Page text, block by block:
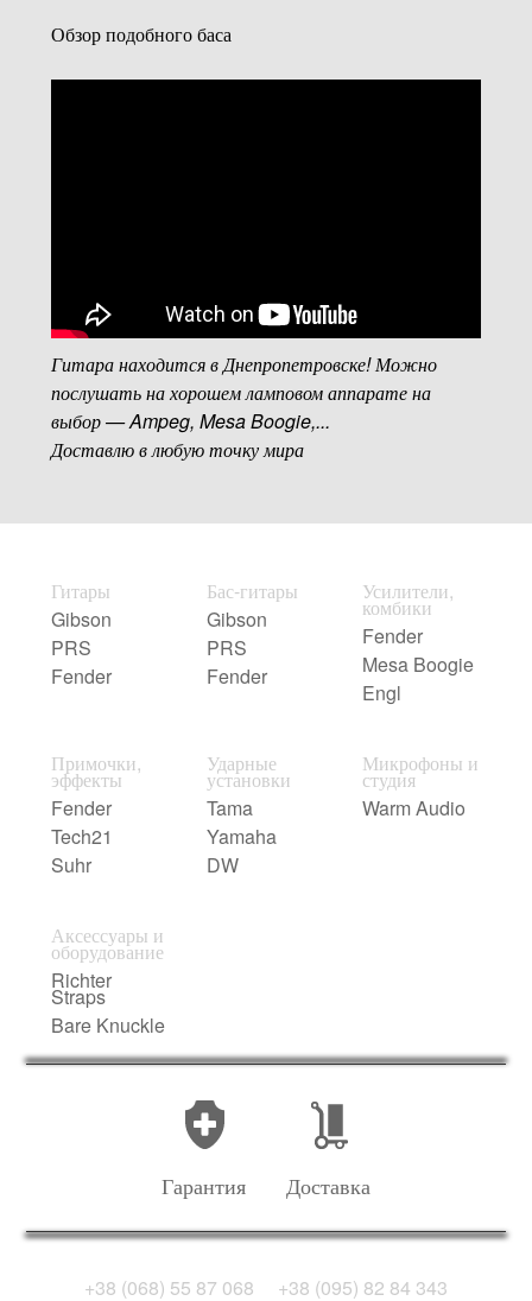
Обзор подобного баса
Гитара находится в Днепропетровске! Можно
послушать на хорошем ламповом аппарате на
выбор — Ampeg, Mesa Boogie,...
Доставлю в любую точку мира
Гитары
Gibson
PRS
Fender
Бас-гитары
Gibson
PRS
Fender
Усилители,
комбики
Fender
Mesa Boogie
Engl
Примочки,
эффекты
Fender
Tech21
Suhr
Ударные
установки
Tama
Yamaha
DW
Микрофоны и
студия
Warm Audio
Аксессуары и
оборудование
Richter
Straps
Bare Knuckle
Гарантия Доставка
+38 (068) 55 87 068 +38 (095) 82 84 343